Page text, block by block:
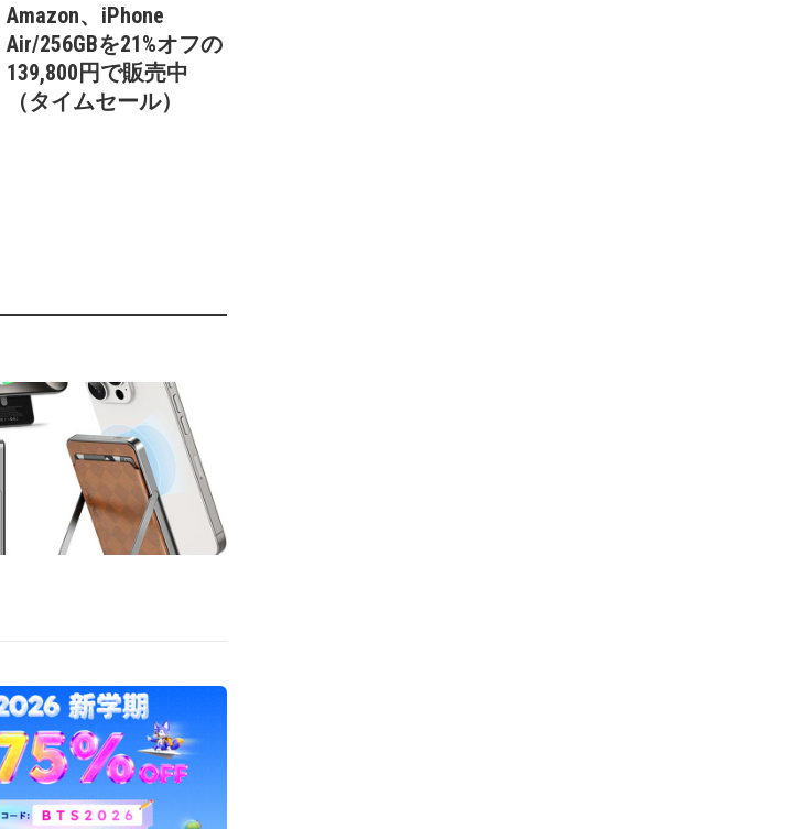
Amazon、iPhone
Air/256GBを21%オフの
139,800円で販売中
（タイムセール）